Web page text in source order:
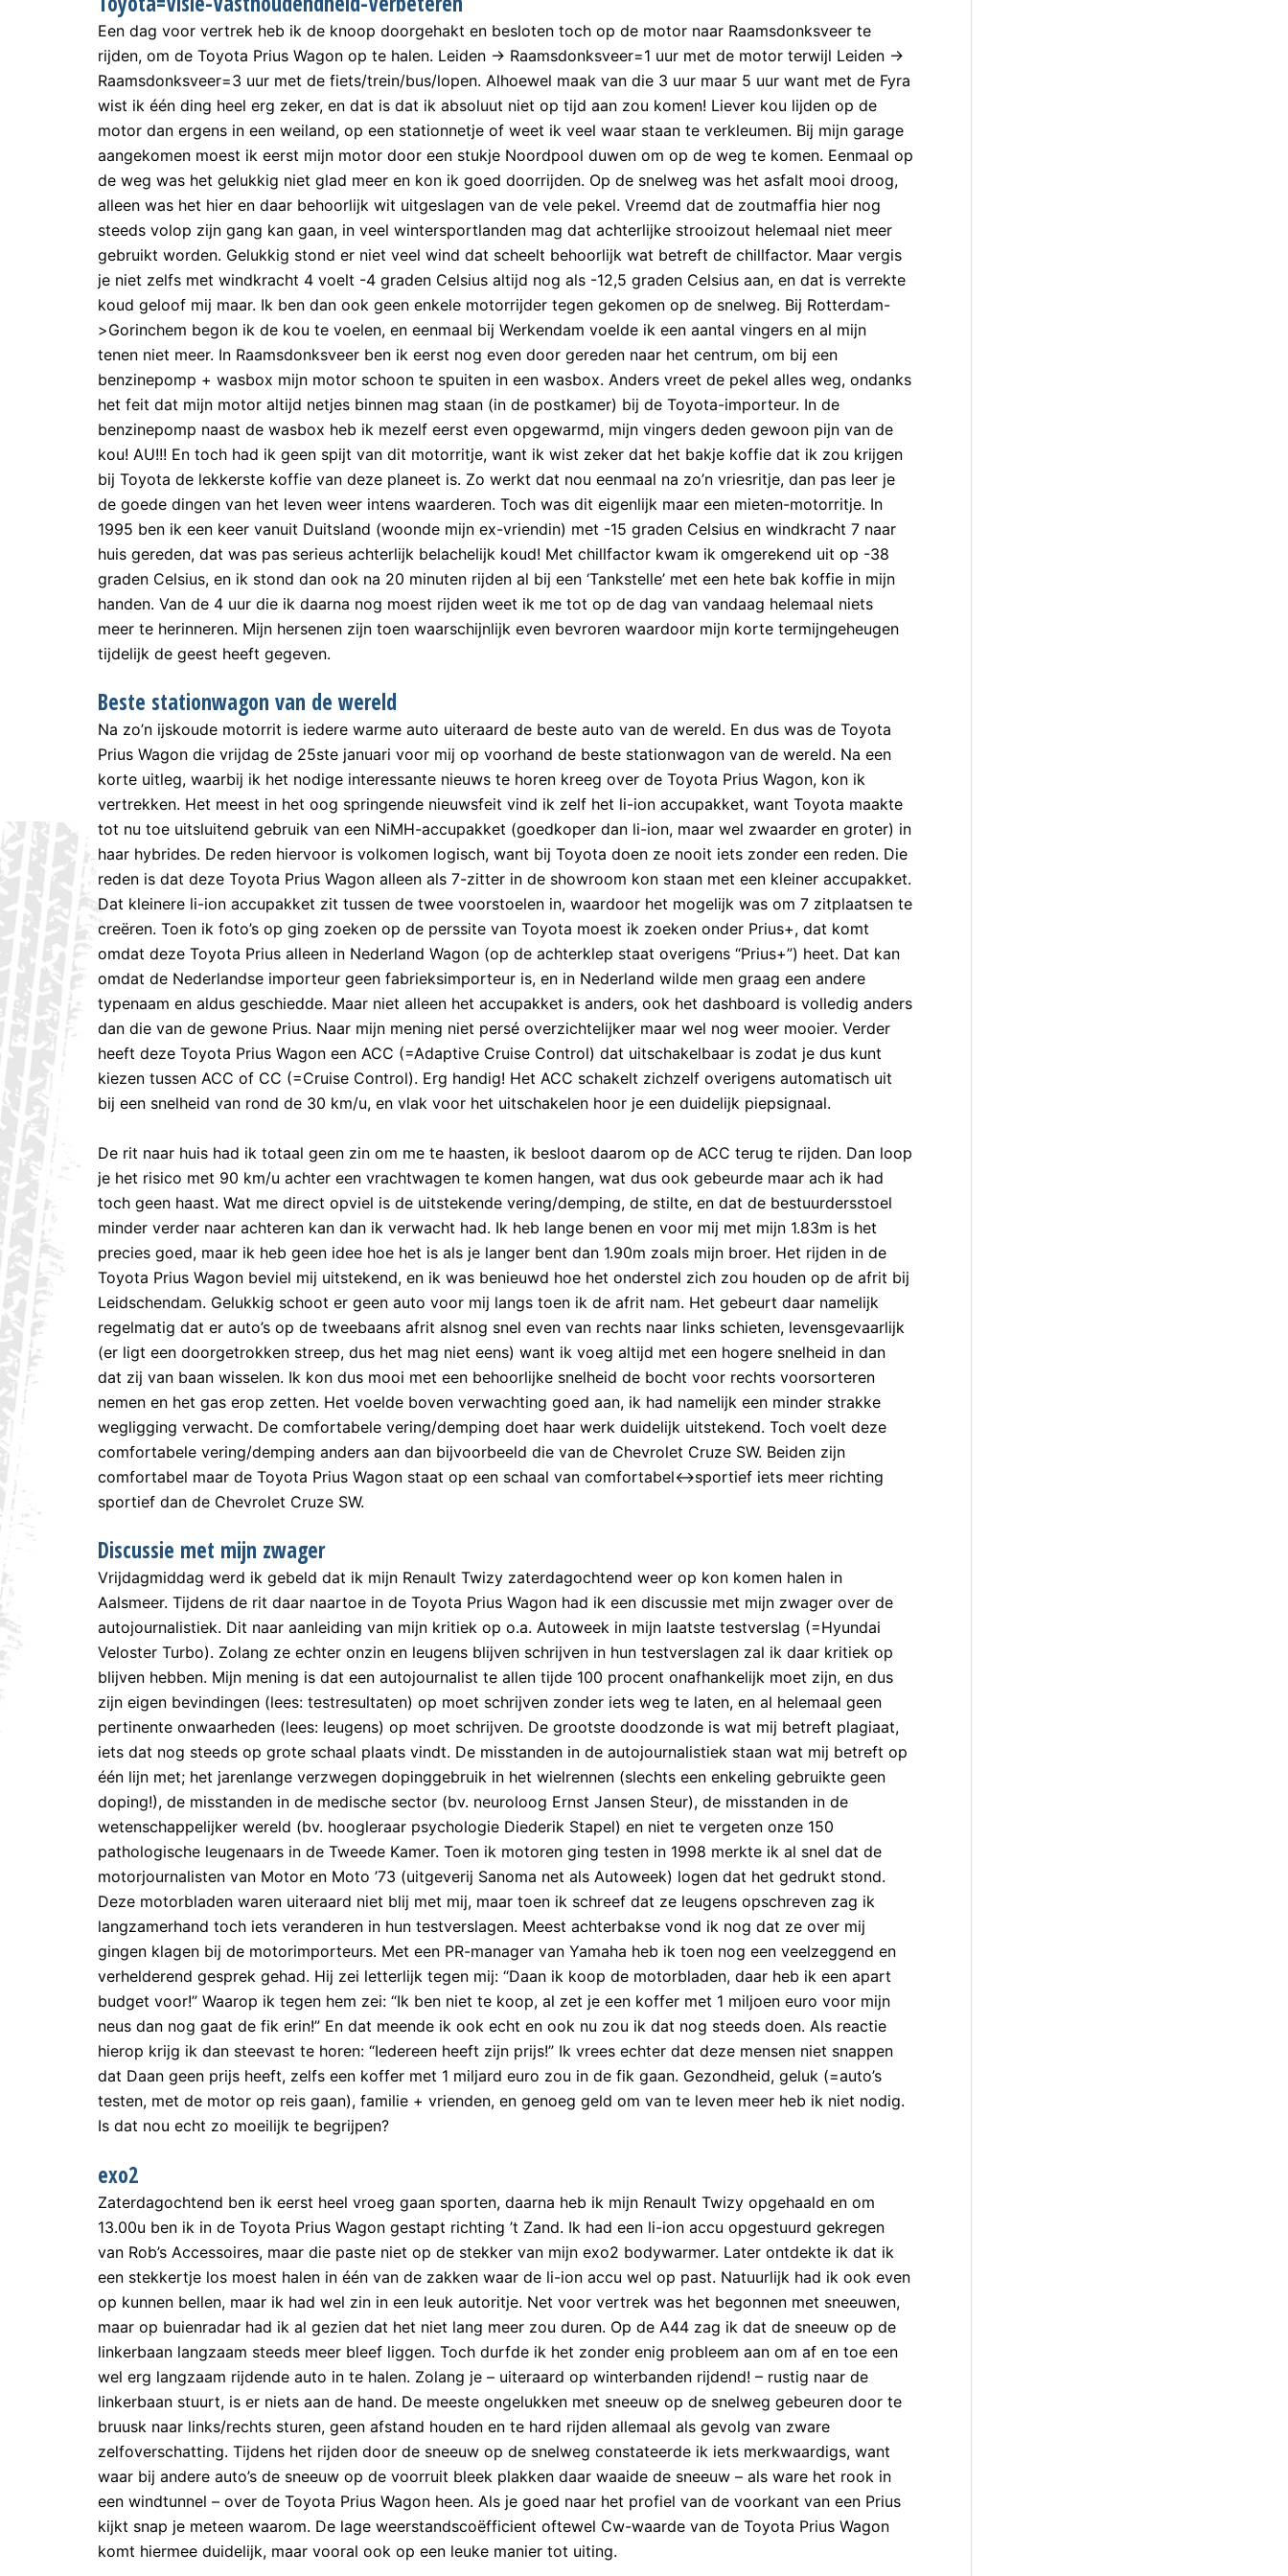
Een dag voor vertrek heb ik de knoop doorgehakt en besloten toch op de motor naar Raamsdonksveer te
rijden, om de Toyota Prius Wagon op te halen. Leiden -> Raamsdonksveer=1 uur met de motor terwijl Leiden ->
Raamsdonksveer=3 uur met de fiets/trein/bus/lopen. Alhoewel maak van die 3 uur maar 5 uur want met de Fyra
wist ik één ding heel erg zeker, en dat is dat ik absoluut niet op tijd aan zou komen! Liever kou lijden op de
motor dan ergens in een weiland, op een stationnetje of weet ik veel waar staan te verkleumen. Bij mijn garage
aangekomen moest ik eerst mijn motor door een stukje Noordpool duwen om op de weg te komen. Eenmaal op
de weg was het gelukkig niet glad meer en kon ik goed doorrijden. Op de snelweg was het asfalt mooi droog,
alleen was het hier en daar behoorlijk wit uitgeslagen van de vele pekel. Vreemd dat de zoutmaffia hier nog
steeds volop zijn gang kan gaan, in veel wintersportlanden mag dat achterlijke strooizout helemaal niet meer
gebruikt worden. Gelukkig stond er niet veel wind dat scheelt behoorlijk wat betreft de chillfactor. Maar vergis
je niet zelfs met windkracht 4 voelt -4 graden Celsius altijd nog als -12,5 graden Celsius aan, en dat is verrekte
koud geloof mij maar. Ik ben dan ook geen enkele motorrijder tegen gekomen op de snelweg. Bij Rotterdam-
>Gorinchem begon ik de kou te voelen, en eenmaal bij Werkendam voelde ik een aantal vingers en al mijn
tenen niet meer. In Raamsdonksveer ben ik eerst nog even door gereden naar het centrum, om bij een
benzinepomp + wasbox mijn motor schoon te spuiten in een wasbox. Anders vreet de pekel alles weg, ondanks
het feit dat mijn motor altijd netjes binnen mag staan (in de postkamer) bij de Toyota-importeur. In de
benzinepomp naast de wasbox heb ik mezelf eerst even opgewarmd, mijn vingers deden gewoon pijn van de
kou! AU!!! En toch had ik geen spijt van dit motorritje, want ik wist zeker dat het bakje koffie dat ik zou krijgen
bij Toyota de lekkerste koffie van deze planeet is. Zo werkt dat nou eenmaal na zo’n vriesritje, dan pas leer je
de goede dingen van het leven weer intens waarderen. Toch was dit eigenlijk maar een mieten-motorritje. In
1995 ben ik een keer vanuit Duitsland (woonde mijn ex-vriendin) met -15 graden Celsius en windkracht 7 naar
huis gereden, dat was pas serieus achterlijk belachelijk koud! Met chillfactor kwam ik omgerekend uit op -38
graden Celsius, en ik stond dan ook na 20 minuten rijden al bij een ‘Tankstelle’ met een hete bak koffie in mijn
handen. Van de 4 uur die ik daarna nog moest rijden weet ik me tot op de dag van vandaag helemaal niets
meer te herinneren. Mijn hersenen zijn toen waarschijnlijk even bevroren waardoor mijn korte termijngeheugen
tijdelijk de geest heeft gegeven.
Beste stationwagon van de wereld
Na zo’n ijskoude motorrit is iedere warme auto uiteraard de beste auto van de wereld. En dus was de Toyota
Prius Wagon die vrijdag de 25ste januari voor mij op voorhand de beste stationwagon van de wereld. Na een
korte uitleg, waarbij ik het nodige interessante nieuws te horen kreeg over de Toyota Prius Wagon, kon ik
vertrekken. Het meest in het oog springende nieuwsfeit vind ik zelf het li-ion accupakket, want Toyota maakte
tot nu toe uitsluitend gebruik van een NiMH-accupakket (goedkoper dan li-ion, maar wel zwaarder en groter) in
haar hybrides. De reden hiervoor is volkomen logisch, want bij Toyota doen ze nooit iets zonder een reden. Die
reden is dat deze Toyota Prius Wagon alleen als 7-zitter in de showroom kon staan met een kleiner accupakket.
Dat kleinere li-ion accupakket zit tussen de twee voorstoelen in, waardoor het mogelijk was om 7 zitplaatsen te
creëren. Toen ik foto’s op ging zoeken op de perssite van Toyota moest ik zoeken onder Prius+, dat komt
omdat deze Toyota Prius alleen in Nederland Wagon (op de achterklep staat overigens “Prius+”) heet. Dat kan
omdat de Nederlandse importeur geen fabrieksimporteur is, en in Nederland wilde men graag een andere
typenaam en aldus geschiedde. Maar niet alleen het accupakket is anders, ook het dashboard is volledig anders
dan die van de gewone Prius. Naar mijn mening niet persé overzichtelijker maar wel nog weer mooier. Verder
heeft deze Toyota Prius Wagon een ACC (=Adaptive Cruise Control) dat uitschakelbaar is zodat je dus kunt
kiezen tussen ACC of CC (=Cruise Control). Erg handig! Het ACC schakelt zichzelf overigens automatisch uit
bij een snelheid van rond de 30 km/u, en vlak voor het uitschakelen hoor je een duidelijk piepsignaal.
De rit naar huis had ik totaal geen zin om me te haasten, ik besloot daarom op de ACC terug te rijden. Dan loop
je het risico met 90 km/u achter een vrachtwagen te komen hangen, wat dus ook gebeurde maar ach ik had
toch geen haast. Wat me direct opviel is de uitstekende vering/demping, de stilte, en dat de bestuurdersstoel
minder verder naar achteren kan dan ik verwacht had. Ik heb lange benen en voor mij met mijn 1.83m is het
precies goed, maar ik heb geen idee hoe het is als je langer bent dan 1.90m zoals mijn broer. Het rijden in de
Toyota Prius Wagon beviel mij uitstekend, en ik was benieuwd hoe het onderstel zich zou houden op de afrit bij
Leidschendam. Gelukkig schoot er geen auto voor mij langs toen ik de afrit nam. Het gebeurt daar namelijk
regelmatig dat er auto’s op de tweebaans afrit alsnog snel even van rechts naar links schieten, levensgevaarlijk
(er ligt een doorgetrokken streep, dus het mag niet eens) want ik voeg altijd met een hogere snelheid in dan
dat zij van baan wisselen. Ik kon dus mooi met een behoorlijke snelheid de bocht voor rechts voorsorteren
nemen en het gas erop zetten. Het voelde boven verwachting goed aan, ik had namelijk een minder strakke
wegligging verwacht. De comfortabele vering/demping doet haar werk duidelijk uitstekend. Toch voelt deze
comfortabele vering/demping anders aan dan bijvoorbeeld die van de Chevrolet Cruze SW. Beiden zijn
comfortabel maar de Toyota Prius Wagon staat op een schaal van comfortabel<->sportief iets meer richting
sportief dan de Chevrolet Cruze SW.
Discussie met mijn zwager
Vrijdagmiddag werd ik gebeld dat ik mijn Renault Twizy zaterdagochtend weer op kon komen halen in
Aalsmeer. Tijdens de rit daar naartoe in de Toyota Prius Wagon had ik een discussie met mijn zwager over de
autojournalistiek. Dit naar aanleiding van mijn kritiek op o.a. Autoweek in mijn laatste testverslag (=Hyundai
Veloster Turbo). Zolang ze echter onzin en leugens blijven schrijven in hun testverslagen zal ik daar kritiek op
blijven hebben. Mijn mening is dat een autojournalist te allen tijde 100 procent onafhankelijk moet zijn, en dus
zijn eigen bevindingen (lees: testresultaten) op moet schrijven zonder iets weg te laten, en al helemaal geen
pertinente onwaarheden (lees: leugens) op moet schrijven. De grootste doodzonde is wat mij betreft plagiaat,
iets dat nog steeds op grote schaal plaats vindt. De misstanden in de autojournalistiek staan wat mij betreft op
één lijn met; het jarenlange verzwegen dopinggebruik in het wielrennen (slechts een enkeling gebruikte geen
doping!), de misstanden in de medische sector (bv. neuroloog Ernst Jansen Steur), de misstanden in de
wetenschappelijker wereld (bv. hoogleraar psychologie Diederik Stapel) en niet te vergeten onze 150
pathologische leugenaars in de Tweede Kamer. Toen ik motoren ging testen in 1998 merkte ik al snel dat de
motorjournalisten van Motor en Moto ’73 (uitgeverij Sanoma net als Autoweek) logen dat het gedrukt stond.
Deze motorbladen waren uiteraard niet blij met mij, maar toen ik schreef dat ze leugens opschreven zag ik
langzamerhand toch iets veranderen in hun testverslagen. Meest achterbakse vond ik nog dat ze over mij
gingen klagen bij de motorimporteurs. Met een PR-manager van Yamaha heb ik toen nog een veelzeggend en
verhelderend gesprek gehad. Hij zei letterlijk tegen mij: “Daan ik koop de motorbladen, daar heb ik een apart
budget voor!” Waarop ik tegen hem zei: “Ik ben niet te koop, al zet je een koffer met 1 miljoen euro voor mijn
neus dan nog gaat de fik erin!” En dat meende ik ook echt en ook nu zou ik dat nog steeds doen. Als reactie
hierop krijg ik dan steevast te horen: “Iedereen heeft zijn prijs!” Ik vrees echter dat deze mensen niet snappen
dat Daan geen prijs heeft, zelfs een koffer met 1 miljard euro zou in de fik gaan. Gezondheid, geluk (=auto’s
testen, met de motor op reis gaan), familie + vrienden, en genoeg geld om van te leven meer heb ik niet nodig.
Is dat nou echt zo moeilijk te begrijpen?
exo2
Zaterdagochtend ben ik eerst heel vroeg gaan sporten, daarna heb ik mijn Renault Twizy opgehaald en om
13.00u ben ik in de Toyota Prius Wagon gestapt richting ’t Zand. Ik had een li-ion accu opgestuurd gekregen
van Rob’s Accessoires, maar die paste niet op de stekker van mijn exo2 bodywarmer. Later ontdekte ik dat ik
een stekkertje los moest halen in één van de zakken waar de li-ion accu wel op past. Natuurlijk had ik ook even
op kunnen bellen, maar ik had wel zin in een leuk autoritje. Net voor vertrek was het begonnen met sneeuwen,
maar op buienradar had ik al gezien dat het niet lang meer zou duren. Op de A44 zag ik dat de sneeuw op de
linkerbaan langzaam steeds meer bleef liggen. Toch durfde ik het zonder enig probleem aan om af en toe een
wel erg langzaam rijdende auto in te halen. Zolang je – uiteraard op winterbanden rijdend! – rustig naar de
linkerbaan stuurt, is er niets aan de hand. De meeste ongelukken met sneeuw op de snelweg gebeuren door te
bruusk naar links/rechts sturen, geen afstand houden en te hard rijden allemaal als gevolg van zware
zelfoverschatting. Tijdens het rijden door de sneeuw op de snelweg constateerde ik iets merkwaardigs, want
waar bij andere auto’s de sneeuw op de voorruit bleek plakken daar waaide de sneeuw – als ware het rook in
een windtunnel – over de Toyota Prius Wagon heen. Als je goed naar het profiel van de voorkant van een Prius
kijkt snap je meteen waarom. De lage weerstandscoëfficient oftewel Cw-waarde van de Toyota Prius Wagon
komt hiermee duidelijk, maar vooral ook op een leuke manier tot uiting.